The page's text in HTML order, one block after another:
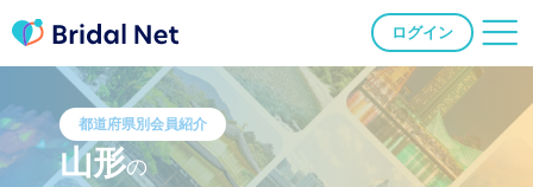
ログイン
都道府県別会員紹介
山形の